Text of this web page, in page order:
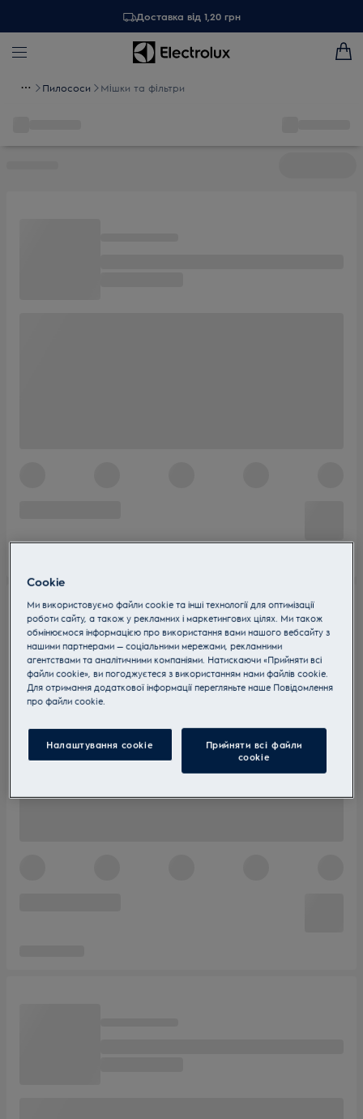
Доставка від 1,20 грн
Пилососи Мішки та фільтри
Cookie
Ми використовуємо файли cookie та інші технології для оптимізації
роботи сайту, а також у рекламних і маркетингових цілях. Ми також
обмінюємося інформацією про використання вами нашого вебсайту з
нашими партнерами — соціальними мережами, рекламними
агентствами та аналітичними компаніями. Натискаючи «Прийняти всі
файли cookie», ви погоджуєтеся з використанням нами файлів cookie.
Для отримання додаткової інформації перегляньте наше Пoвідомлення
прo файли cookie.
Налаштування cookie
Прийняти всі файли
сookie